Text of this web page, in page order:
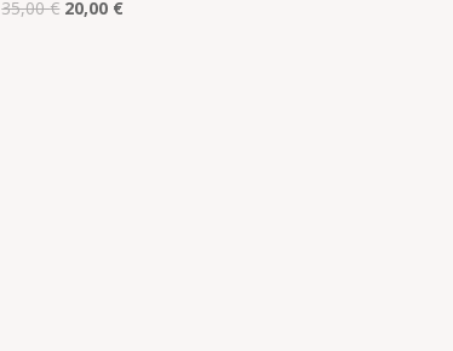
35,00€ Original
20,00 €